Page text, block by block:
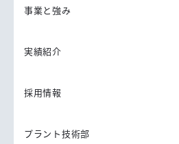
事業と強み
実績紹介
採用情報
プラント技術部